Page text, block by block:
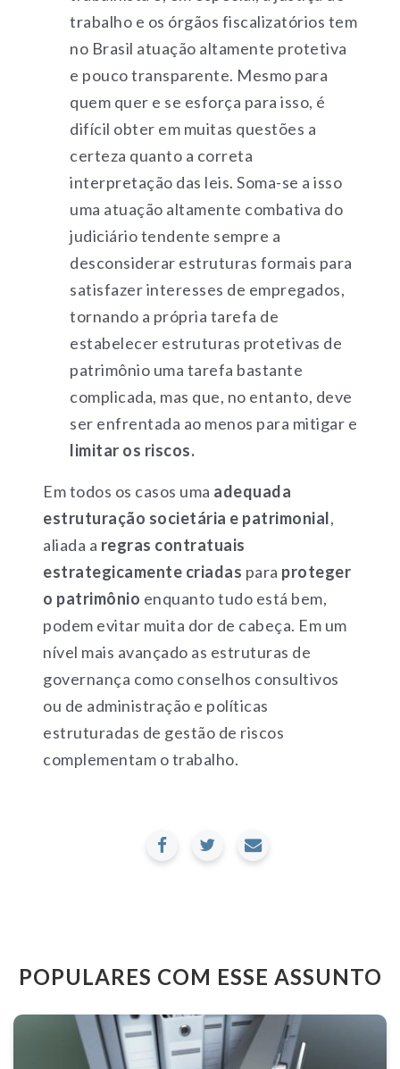
trabalho e os órgãos fiscalizatórios tem
no Brasil atuação altamente protetiva
e pouco transparente. Mesmo para
quem quer e se esforça para isso, é
difícil obter em muitas questões a
certeza quanto a correta
interpretação das leis. Soma-se a isso
uma atuação altamente combativa do
judiciário tendente sempre a
desconsiderar estruturas formais para
satisfazer interesses de empregados,
tornando a própria tarefa de
estabelecer estruturas protetivas de
patrimônio uma tarefa bastante
complicada, mas que, no entanto, deve
ser enfrentada ao menos para mitigar e
limitar os riscos.
Em todos os casos uma adequada
estruturação societária e patrimonial,
aliada a regras contratuais
estrategicamente criadas para proteger
o patrimônio enquanto tudo está bem,
podem evitar muita dor de cabeça. Em um
nível mais avançado as estruturas de
governança como conselhos consultivos
ou de administração e políticas
estruturadas de gestão de riscos
complementam o trabalho.
POPULARES COM ESSE ASSUNTO